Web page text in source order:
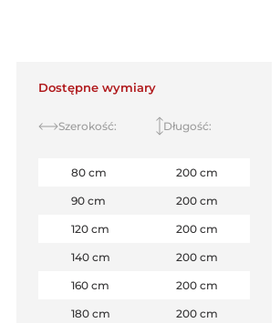
Dostępne wymiary
Szerokość: Długość:
80 cm 200 cm
90 cm 200 cm
120 cm 200 cm
140 cm 200 cm
160 cm 200 cm
180 cm 200 cm